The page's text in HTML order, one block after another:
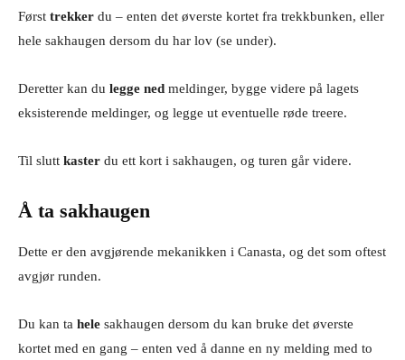
Først trekker du – enten det øverste kortet fra trekkbunken, eller
hele sakhaugen dersom du har lov (se under).
Deretter kan du legge ned meldinger, bygge videre på lagets
eksisterende meldinger, og legge ut eventuelle røde treere.
Til slutt kaster du ett kort i sakhaugen, og turen går videre.
Å ta sakhaugen
Dette er den avgjørende mekanikken i Canasta, og det som oftest
avgjør runden.
Du kan ta hele sakhaugen dersom du kan bruke det øverste
kortet med en gang – enten ved å danne en ny melding med to